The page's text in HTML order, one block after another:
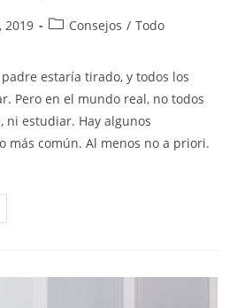
2019 Consejos / Todo
estaría tirado, y todos los
Pero en el mundo real, no todos
ni estudiar. Hay algunos
más común. Al menos no a priori.